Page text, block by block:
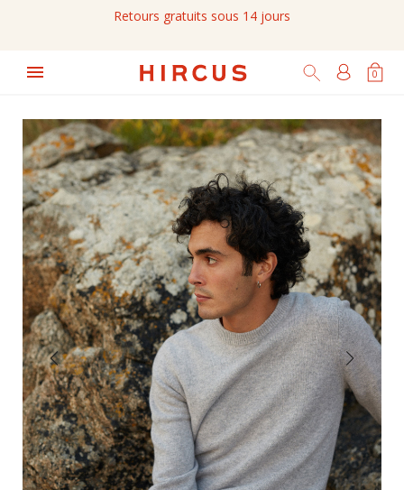
Retours gratuits sous 14 jours
0